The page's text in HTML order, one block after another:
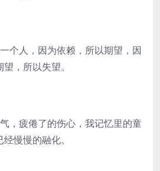
人，因为依赖，所以期望，因
望，所以失望。
疲倦了的伤心，我记忆里的童
经慢慢的融化。